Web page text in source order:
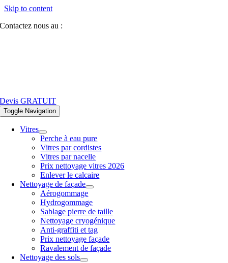
Skip to content
Contactez nous au :
Devis GRATUIT
Toggle Navigation
Vitres
Perche à eau pure
Vitres par cordistes
Vitres par nacelle
Prix nettoyage vitres 2026
Enlever le calcaire
Nettoyage de façade
Aérogommage
Hydrogommage
Sablage pierre de taille
Nettoyage cryogénique
Anti-graffiti et tag
Prix nettoyage façade
Ravalement de façade
Nettoyage des sols